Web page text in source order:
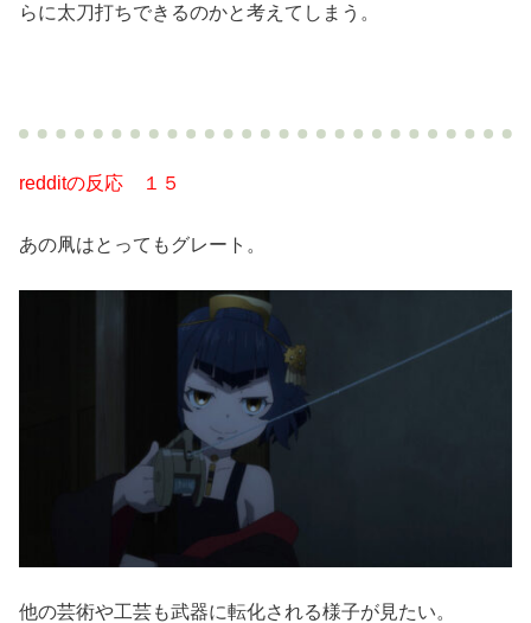
らに太刀打ちできるのかと考えてしまう。
redditの反応 １５
あの凧はとってもグレート。
他の芸術や工芸も武器に転化される様子が見たい。